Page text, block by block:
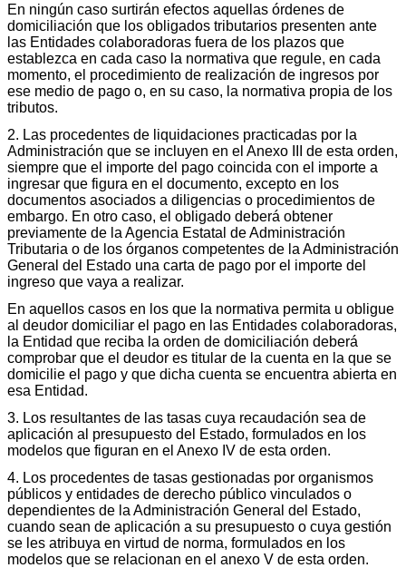
En ningún caso surtirán efectos aquellas órdenes de
domiciliación que los obligados tributarios presenten ante
las Entidades colaboradoras fuera de los plazos que
establezca en cada caso la normativa que regule, en cada
momento, el procedimiento de realización de ingresos por
ese medio de pago o, en su caso, la normativa propia de los
tributos.
2. Las procedentes de liquidaciones practicadas por la
Administración que se incluyen en el Anexo III de esta orden,
siempre que el importe del pago coincida con el importe a
ingresar que figura en el documento, excepto en los
documentos asociados a diligencias o procedimientos de
embargo. En otro caso, el obligado deberá obtener
previamente de la Agencia Estatal de Administración
Tributaria o de los órganos competentes de la Administración
General del Estado una carta de pago por el importe del
ingreso que vaya a realizar.
En aquellos casos en los que la normativa permita u obligue
al deudor domiciliar el pago en las Entidades colaboradoras,
la Entidad que reciba la orden de domiciliación deberá
comprobar que el deudor es titular de la cuenta en la que se
domicilie el pago y que dicha cuenta se encuentra abierta en
esa Entidad.
3. Los resultantes de las tasas cuya recaudación sea de
aplicación al presupuesto del Estado, formulados en los
modelos que figuran en el Anexo IV de esta orden.
4. Los procedentes de tasas gestionadas por organismos
públicos y entidades de derecho público vinculados o
dependientes de la Administración General del Estado,
cuando sean de aplicación a su presupuesto o cuya gestión
se les atribuya en virtud de norma, formulados en los
modelos que se relacionan en el anexo V de esta orden.